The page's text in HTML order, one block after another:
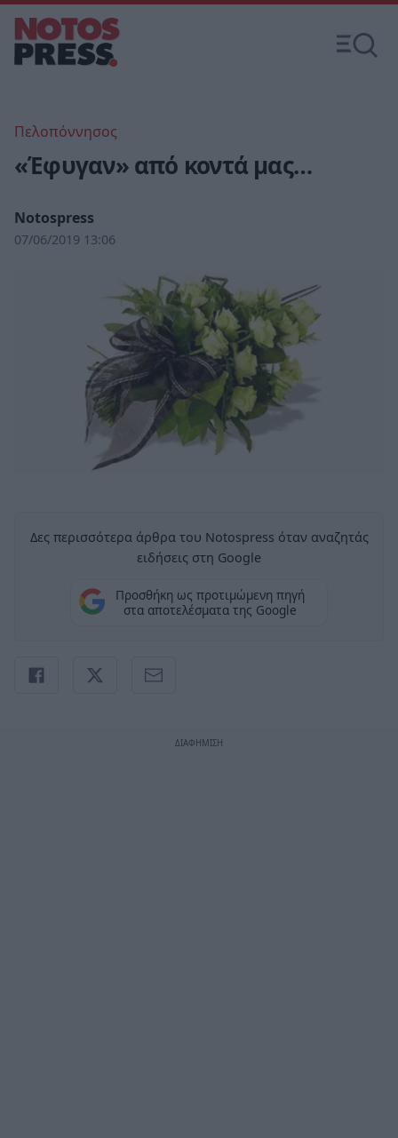
Πελοπόννησος
«Έφυγαν» από κοντά μας…
Notospress
07/06/2019 13:06
Δες περισσότερα άρθρα του Notospress όταν αναζητάς
ειδήσεις στη Google
Προσθήκη ως προτιμώμενη πηγή
στα αποτελέσματα της Google